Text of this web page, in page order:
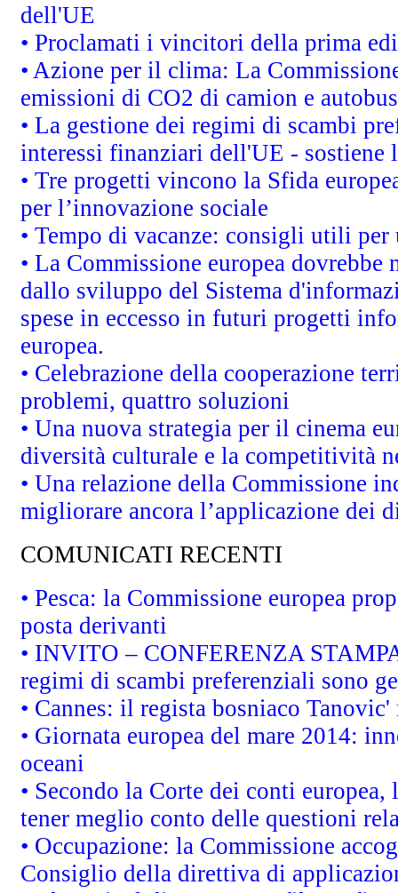
dell'UE
• Proclamati i vincitori della prima
• Azione per il clima: La
emissioni di CO2 di camion e autobus
• La gestione dei regimi di scambi
interessi finanziari dell'UE - sostiene
• Tre progetti vincono la Sfida
per l’innovazione sociale
• Tempo di vacanze: consigli utili per
• La Commissione europea
dallo sviluppo del Sistema
spese in eccesso in futuri progetti
europea.
• Celebrazione della cooperazione
problemi, quattro soluzioni
• Una nuova strategia per il cinema
diversità culturale e la competitività
• Una relazione della Commissione
migliorare ancora l’applicazione dei
COMUNICATI RECENTI
• Pesca: la Commissione europea
posta derivanti
• INVITO – CONFERENZA
regimi di scambi preferenziali sono
• Cannes: il regista bosniaco
• Giornata europea del mare 2014:
oceani
• Secondo la Corte dei conti
tener meglio conto delle questioni
• Occupazione: la Commissione
Consiglio della direttiva di